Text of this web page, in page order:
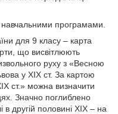
програмами.
для 9 класу – карта
що висвітлюють
руху з «Весною
у ХІХ ст. За картою
ст.» можна визначити
Значно поглиблено
в другій половині ХІХ – на